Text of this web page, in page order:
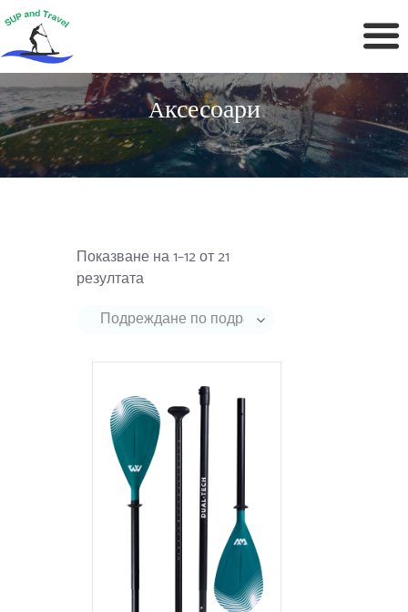
АКсесоари
Показване на 1–12 от 21
резултата